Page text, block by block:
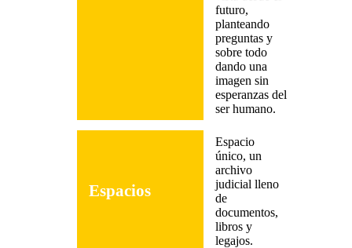
futuro,
planteando
preguntas y
sobre todo
dando una
imagen sin
esperanzas del
ser humano.
Espacios
Espacio
único, un
archivo
judicial lleno
de
documentos,
libros y
legajos.